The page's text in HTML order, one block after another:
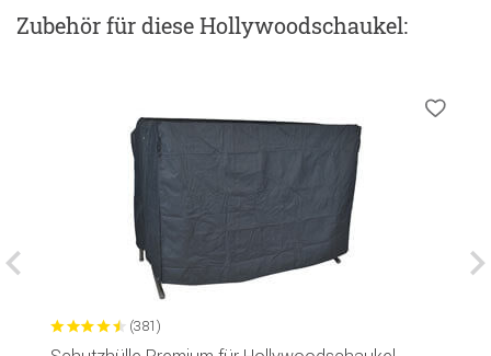
Zubehörfür diese Hollywoodschaukel:
(381)